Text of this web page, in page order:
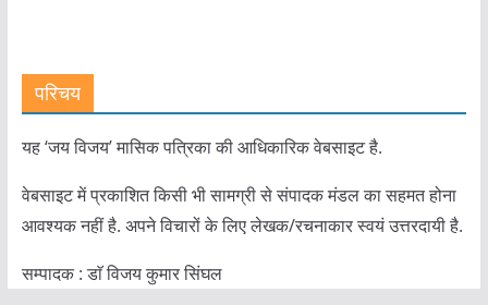
परिचय
यह ‘जय विजय’ मासिक पत्रिका की आधिकारिक वेबसाइट है.
वेबसाइट में प्रकाशित किसी भी सामग्री से संपादक मंडल का सहमत होना
आवश्यक नहीं है. अपने विचारों के लिए लेखक/रचनाकार स्वयं उत्तरदायी है.
सम्पादक : डाॅ विजय कुमार सिंघल